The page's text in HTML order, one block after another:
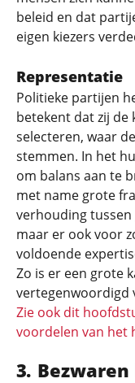
beleid en dat
eigen kiezers
Representatie
Politieke partijen
betekent dat zij
selecteren, waar
stemmen. In het
om balans aan te
met name grote
verhouding
maar er ook voor
voldoende
Zo is er een grote
vertegenwoordigd
Zie ook dit
voordelen van het